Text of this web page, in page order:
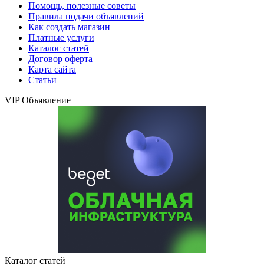
Помощь, полезные советы
Правила подачи объявлений
Как создать магазин
Платные услуги
Каталог статей
Договор оферта
Карта сайта
Статьи
VIP Объявление
Каталог статей